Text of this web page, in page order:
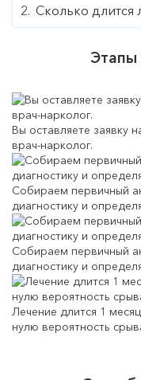
Сколько длится
Этапы
Вы оставляете заявку
врач-нарколог.
Собираем первичный
диагностику и
Собираем первичный
диагностику и
Лечение длится 1
нулю вероятность